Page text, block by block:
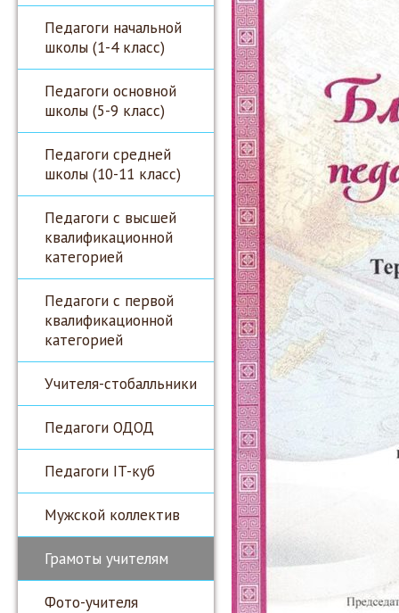
Педагоги начальной
школы (1-4 класс)
Педагоги основной
школы (5-9 класс)
Педагоги средней
школы (10-11 класс)
Педагоги с высшей
квалификационной
категорией
Педагоги с первой
квалификационной
категорией
Учителя-стобалльники
Педагоги ОДОД
Педагоги IT-куб
Мужской коллектив
Грамоты учителям
Фото-учителя